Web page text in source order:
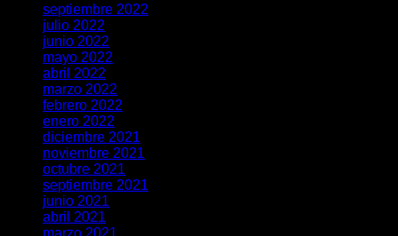
septiembre 2022
julio 2022
junio 2022
mayo 2022
abril 2022
marzo 2022
febrero 2022
enero 2022
diciembre 2021
noviembre 2021
octubre 2021
septiembre 2021
junio 2021
abril 2021